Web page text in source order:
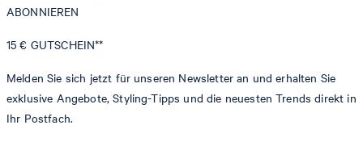
ABONNIEREN
15 € GUTSCHEIN**
Melden Sie sich jetzt für unseren Newsletter an und erhalten Sie
exklusive Angebote, Styling-Tipps und die neuesten Trends direkt in
Ihr Postfach.